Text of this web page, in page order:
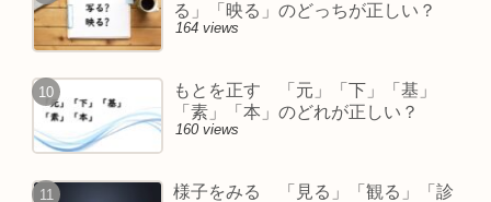
る」「映る」のどっちが正しい？
164 views
もとを正す 「元」「下」「基」
「素」「本」のどれが正しい？
160 views
様子をみる 「見る」「観る」「診